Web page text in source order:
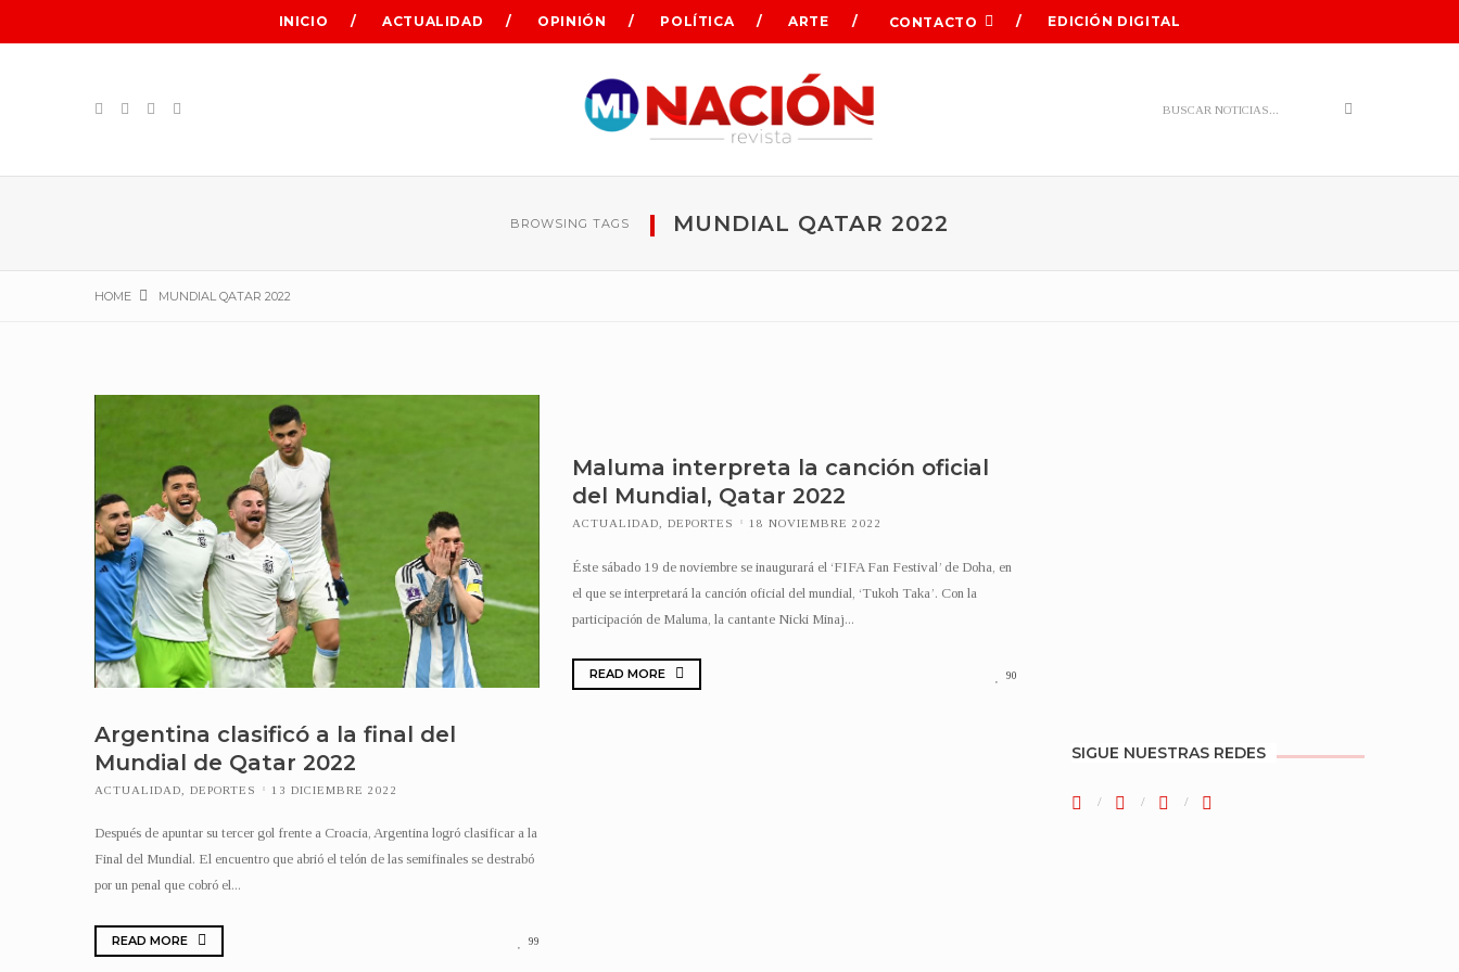
INICIO ACTUALIDAD OPINIÓN POLÍTICA ARTE CONTACTO EDICIÓN DIGITAL
Search
BROWSING TAGS MUNDIAL QATAR 2022
HOME MUNDIAL QATAR 2022
Argentina clasificó a la final del
Mundial de Qatar 2022
ACTUALIDAD DEPORTES 13 DICIEMBRE 2022
Después de apuntar su tercer gol frente a Croacia, Argentina logró clasificar a la
Final del Mundial. El encuentro que abrió el telón de las semifinales se destrabó
por un penal que cobró el...
READ MORE 99
Maluma interpreta la canción oficial
del Mundial, Qatar 2022
ACTUALIDAD DEPORTES 18 NOVIEMBRE 2022
Éste sábado 19 de noviembre se inaugurará el ‘FIFA Fan Festival’ de Doha, en
el que se interpretará la canción oficial del mundial, ‘Tukoh Taka’. Con la
participación de Maluma, la cantante Nicki Minaj...
READ MORE 90
SIGUE NUESTRAS REDES